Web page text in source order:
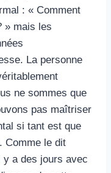
: « Comment
» mais les
La personne
ne sommes que
pas maîtriser
si tant est que
Comme le dit
y a des jours avec